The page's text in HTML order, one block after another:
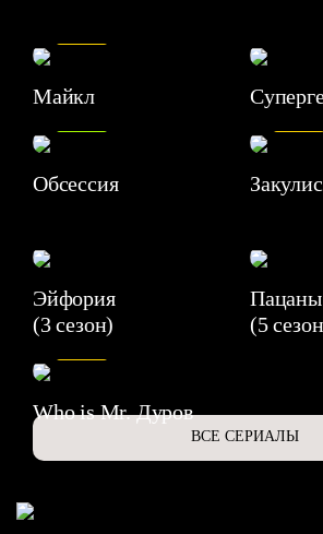
Майкл
Обсессия
7.1
Эйфория
(3 сезон)
Пацаны
(5
Who is Mr. Дуров
ВСЕ СЕРИАЛЫ